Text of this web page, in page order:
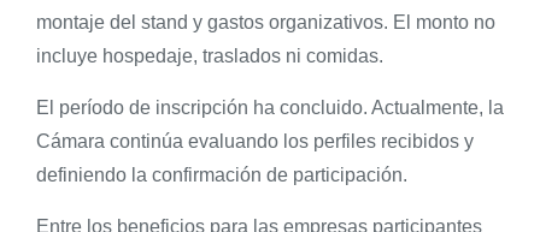
montaje del stand y gastos organizativos. El monto no
incluye hospedaje, traslados ni comidas.
El período de inscripción ha concluido. Actualmente, la
Cámara continúa evaluando los perfiles recibidos y
definiendo la confirmación de participación.
Entre los beneficios para las empresas participantes